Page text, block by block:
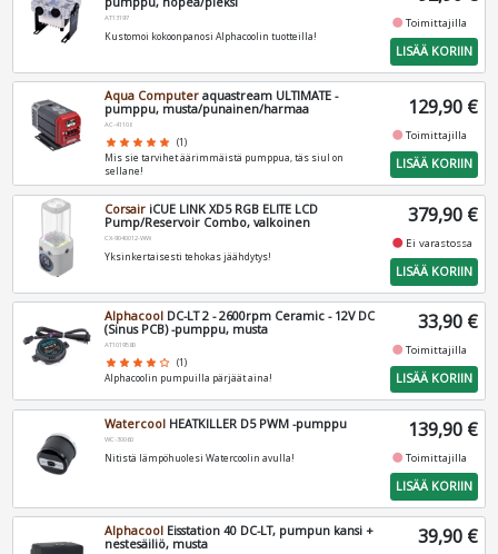
AT13197
Kustomoi kokoonpanosi Alphacoolin tuotteilla!
fiber_manual_recordToimittajilla
LISÄÄ KORIIN
Aqua Computer aquastream ULTIMATE -
pumppu, musta/punainen/harmaa
AC-41108
star star star star star (1)
Mis sie tarvihet äärimmäistä pumppua, täs siul on
sellane!
129,90 €
fiber_manual_recordToimittajilla
LISÄÄ KORIIN
Corsair iCUE LINK XD5 RGB ELITE LCD
Pump/Reservoir Combo, valkoinen
CX-9040012-WW
Yksinkertaisesti tehokas jäähdytys!
379,90 €
fiber_manual_record Ei varastossa
LISÄÄ KORIIN
Alphacool DC-LT 2 - 2600rpm Ceramic - 12V DC
(Sinus PCB) -pumppu, musta
AT1019580
star star star star star_border (1)
Alphacoolin pumpuilla pärjäät aina!
33,90 €
fiber_manual_recordToimittajilla
LISÄÄ KORIIN
Watercool HEATKILLER D5 PWM -pumppu
WC-30060
Nitistä lämpöhuolesi Watercoolin avulla!
139,90 €
fiber_manual_recordToimittajilla
LISÄÄ KORIIN
Alphacool Eisstation 40 DC-LT, pumpun kansi +
nestesäiliö, musta
39,90 €